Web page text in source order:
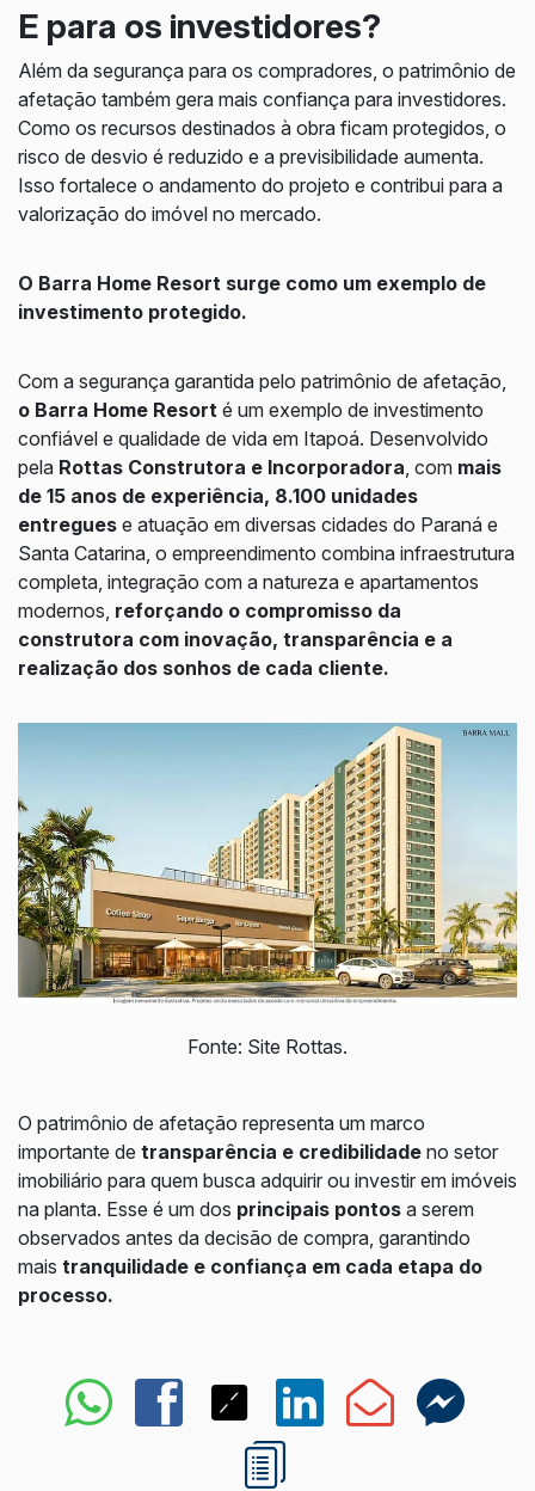
E para os investidores?
Além da segurança para os compradores, o patrimônio de
afetação também gera mais confiança para investidores.
Como os recursos destinados à obra ficam protegidos, o
risco de desvio é reduzido e a previsibilidade aumenta.
Isso fortalece o andamento do projeto e contribui para a
valorização do imóvel no mercado.
O Barra Home Resort surge como um exemplo de
investimento protegido.
Com a segurança garantida pelo patrimônio de afetação,
o Barra Home Resort é um exemplo de investimento
confiável e qualidade de vida em Itapoá. Desenvolvido
pela Rottas Construtora e Incorporadora, com mais
de 15 anos de experiência, 8.100 unidades
entregues e atuação em diversas cidades do Paraná e
Santa Catarina, o empreendimento combina infraestrutura
completa, integração com a natureza e apartamentos
modernos, reforçando o compromisso da
construtora com inovação, transparência e a
realização dos sonhos de cada cliente.
Fonte: Site Rottas.
O patrimônio de afetação representa um marco
importante de transparência e credibilidade no setor
imobiliário para quem busca adquirir ou investir em imóveis
na planta. Esse é um dos principais pontos a serem
observados antes da decisão de compra, garantindo
mais tranquilidade e confiança em cada etapa do
processo.